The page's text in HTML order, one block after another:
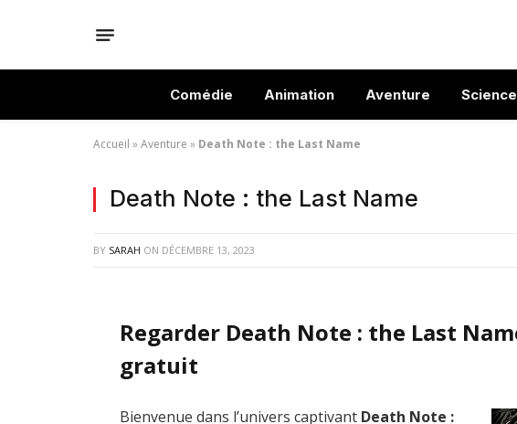
Comédie Animation Aventure
Accueil »Aventure » Death Note : the Last Name
Death Note : the Last Name
BY SARAH ON DÉCEMBRE 13, 2023
Regarder Death Note : the Last
gratuit
Bienvenue dans l’univers captivant Death Note :